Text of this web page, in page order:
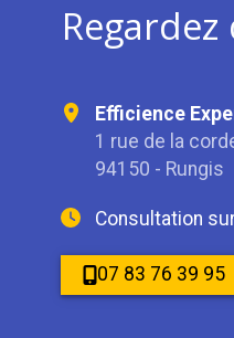
Efficience
1 rue de la
94150 - Rungis
Consultation
07 83 76 39 95